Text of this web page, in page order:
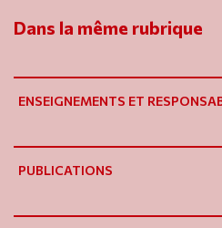
Dans la même rubrique
ENSEIGNEMENTS ET
PUBLICATIONS